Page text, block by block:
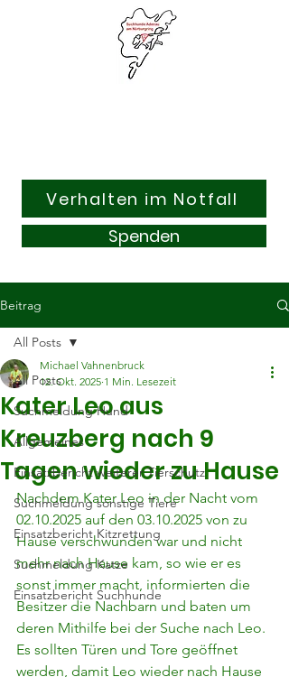
Verhalten im Notfall
Spenden
Beitrag
All Posts
Suchmeldung Hund
Allgemeines
Einsatzbericht weiterer Tierschutz
Suchmeldung sonstige Tiere
Einsatzbericht Kitzrettung
Suchmeldung Katze
Einsatzbericht Suchhunde
All Posts
Kater Leo aus
Kreuzberg nach 9
Tagen wieder zu Hause
Michael Vahnenbruck
12. Okt. 2025 1 Min. Lesezeit
Nachdem Kater Leo in der Nacht vom
02.10.2025 auf den 03.10.2025 von zu
Hause verschwunden war und nicht
mehr nach Hause kam, so wie er es
sonst immer macht, informierten die
Besitzer die Nachbarn und baten um
deren Mithilfe bei der Suche nach Leo.
Es sollten Türen und Tore geöffnet
werden, damit Leo wieder nach Hause